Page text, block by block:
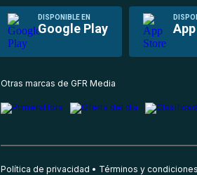
DISPONIBLE EN
Google Play
Otras marcas de GFR Media
Política de privacidad Términos y condiciones